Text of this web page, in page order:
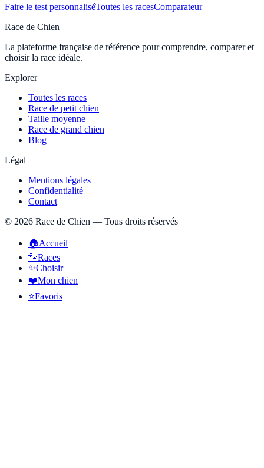
Faire le test personnaliséToutes les racesComparateur
Race de Chien
La plateforme française de référence pour comprendre, comparer et
choisir la race idéale.
Explorer
Toutes les races
Race de petit chien
Taille moyenne
Race de grand chien
Blog
Légal
Mentions légales
Confidentialité
Contact
© 2026 Race de Chien — Tous droits réservés
🏠Accueil
🐾Races
✨Choisir
❤️Mon chien
⭐Favoris